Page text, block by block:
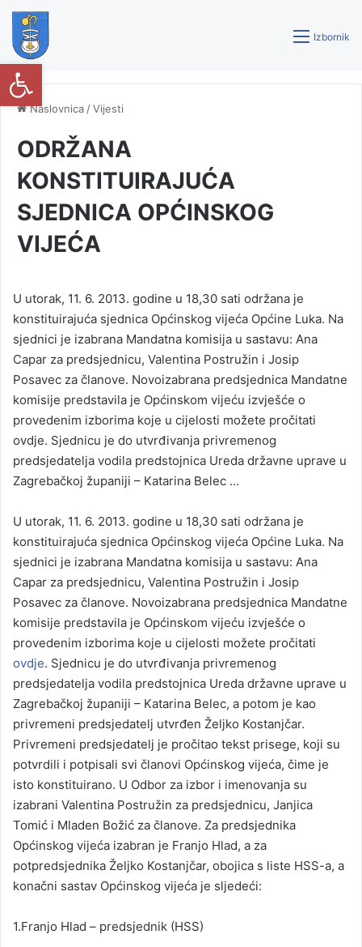
Izbornik
Naslovnica /Vijesti
ODRŽANA
KONSTITUIRAJUĆA
SJEDNICA OPĆINSKOG
VIJEĆA
U utorak, 11. 6. 2013. godine u 18,30 sati održana je
konstituirajuća sjednica Općinskog vijeća Općine Luka. Na
sjednici je izabrana Mandatna komisija u sastavu: Ana
Capar za predsjednicu, Valentina Postružin i Josip
Posavec za članove. Novoizabrana predsjednica Mandatne
komisije predstavila je Općinskom vijeću izvješće o
provedenim izborima koje u cijelosti možete pročitati
ovdje. Sjednicu je do utvrđivanja privremenog
predsjedatelja vodila predstojnica Ureda državne uprave u
Zagrebačkoj županiji – Katarina Belec …
U utorak, 11. 6. 2013. godine u 18,30 sati održana je
konstituirajuća sjednica Općinskog vijeća Općine Luka. Na
sjednici je izabrana Mandatna komisija u sastavu: Ana
Capar za predsjednicu, Valentina Postružin i Josip
Posavec za članove. Novoizabrana predsjednica Mandatne
komisije predstavila je Općinskom vijeću izvješće o
provedenim izborima koje u cijelosti možete pročitati
ovdje. Sjednicu je do utvrđivanja privremenog
predsjedatelja vodila predstojnica Ureda državne uprave u
Zagrebačkoj županiji – Katarina Belec, a potom je kao
privremeni predsjedatelj utvrđen Željko Kostanjčar.
Privremeni predsjedatelj je pročitao tekst prisege, koji su
potvrdili i potpisali svi članovi Općinskog vijeća, čime je
isto konstituirano. U Odbor za izbor i imenovanja su
izabrani Valentina Postružin za predsjednicu, Janjica
Tomić i Mladen Božić za članove. Za predsjednika
Općinskog vijeća izabran je Franjo Hlad, a za
potpredsjednika Željko Kostanjčar, obojica s liste HSS-a, a
konačni sastav Općinskog vijeća je sljedeći:
1.Franjo Hlad – predsjednik (HSS)
Open toolbar